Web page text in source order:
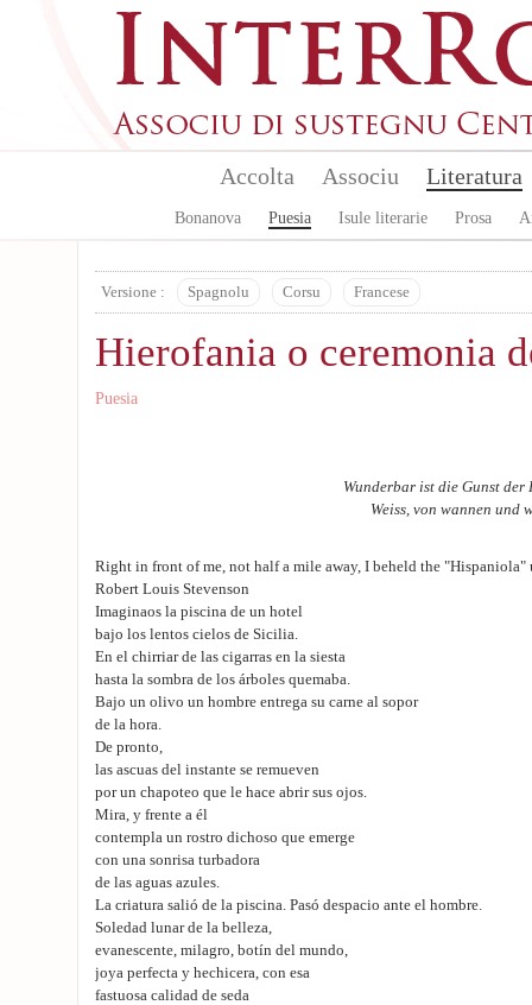
Accolta Associu Literatura
Bonanova Puesia Isule literarie Prosa
Versione : Spagnolu Corsu Francese
Hierofania o ceremonia
Puesia
Wunderbar ist die Gunst
Weiss, von wannen und
Right in front of me, not half a mile away, I beheld the "Hispaniola"
Robert Louis Stevenson
Imaginaos la piscina de un hotel
bajo los lentos cielos de Sicilia.
En el chirriar de las cigarras en la siesta
hasta la sombra de los árboles quemaba.
Bajo un olivo un hombre entrega su carne al sopor
de la hora.
De pronto,
las ascuas del instante se remueven
por un chapoteo que le hace abrir sus ojos.
Mira, y frente a él
contempla un rostro dichoso que emerge
con una sonrisa turbadora
de las aguas azules.
La criatura salió de la piscina. Pasó despacio ante el hombre.
Soledad lunar de la belleza,
evanescente, milagro, botín del mundo,
joya perfecta y hechicera, con esa
fastuosa calidad de seda